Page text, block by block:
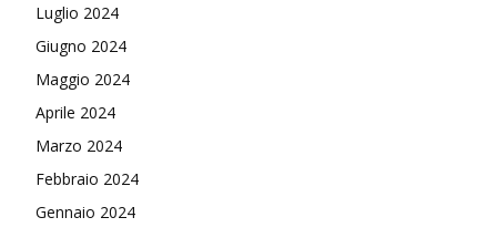
Luglio 2024
Giugno 2024
Maggio 2024
Aprile 2024
Marzo 2024
Febbraio 2024
Gennaio 2024